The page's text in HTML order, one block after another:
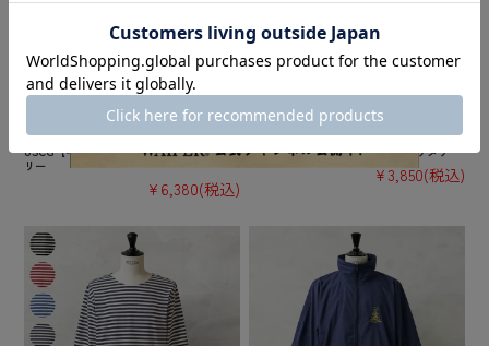
実物 新品 デッドストック 米軍 U.S. COAST
GUARD ODU オペレーション ジャケット /
USCG【キャンペーン対象外】【I】ミリタ
リー
¥6,380(税込)
実物 新品 デッドストック イギリス軍 TROP
ICAL COMBAT ジャケット デザートDPMカ
モ【キャンペーン対象外】【I】ミリタリー
¥3,850(税込)